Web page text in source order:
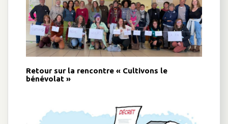
Retour sur la rencontre « Cultivons le
bénévolat »